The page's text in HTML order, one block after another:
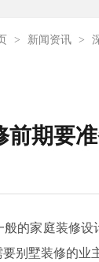
> 新闻资讯 >
前期要
的家庭装修
别墅装修的业